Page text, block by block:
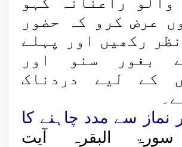
عرض کرو کہ حضور
رکھیں اور پہلے
بغور سنو اور
کے لیے دردناک
نماز سے مدد چاہنے کا
البقرہ آیت